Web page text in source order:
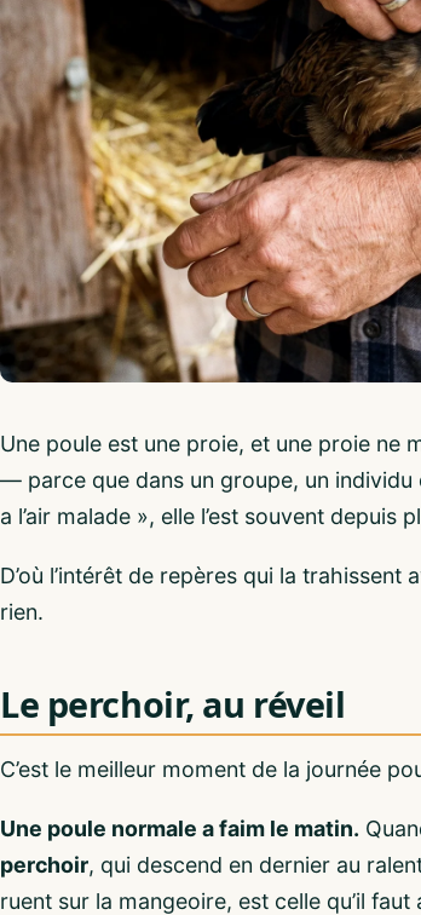
Une poule est une proie, et une proie ne
— parce que dans un groupe, un individu
a l’air malade », elle l’est souvent depuis
D’où l’intérêt de repères qui la
rien.
Le perchoir, au réveil
C’est le meilleur moment de la journée
Une poule normale a faim le matin.
perchoir, qui descend en dernier au
ruent sur la mangeoire, est celle qu’il faut